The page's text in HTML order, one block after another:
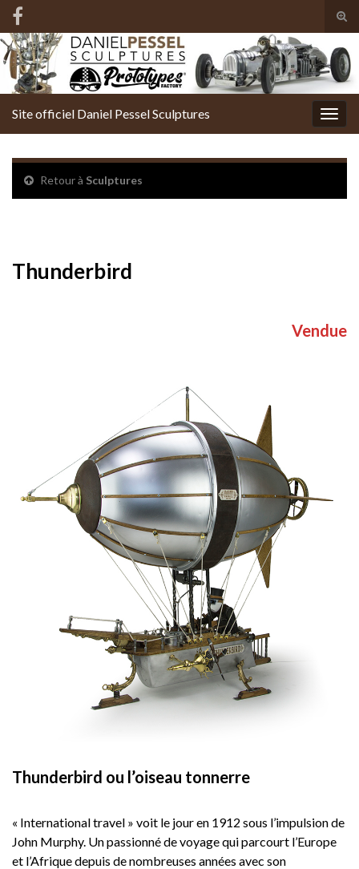
Search for:
Site officiel Daniel Pessel Sculptures
Retour à Sculptures
Thunderbird
Vendue
Thunderbird ou l’oiseau tonnerre
« International travel » voit le jour en 1912 sous l’impulsion de
John Murphy. Un passionné de voyage qui parcourt l’Europe
et l’Afrique depuis de nombreuses années avec son